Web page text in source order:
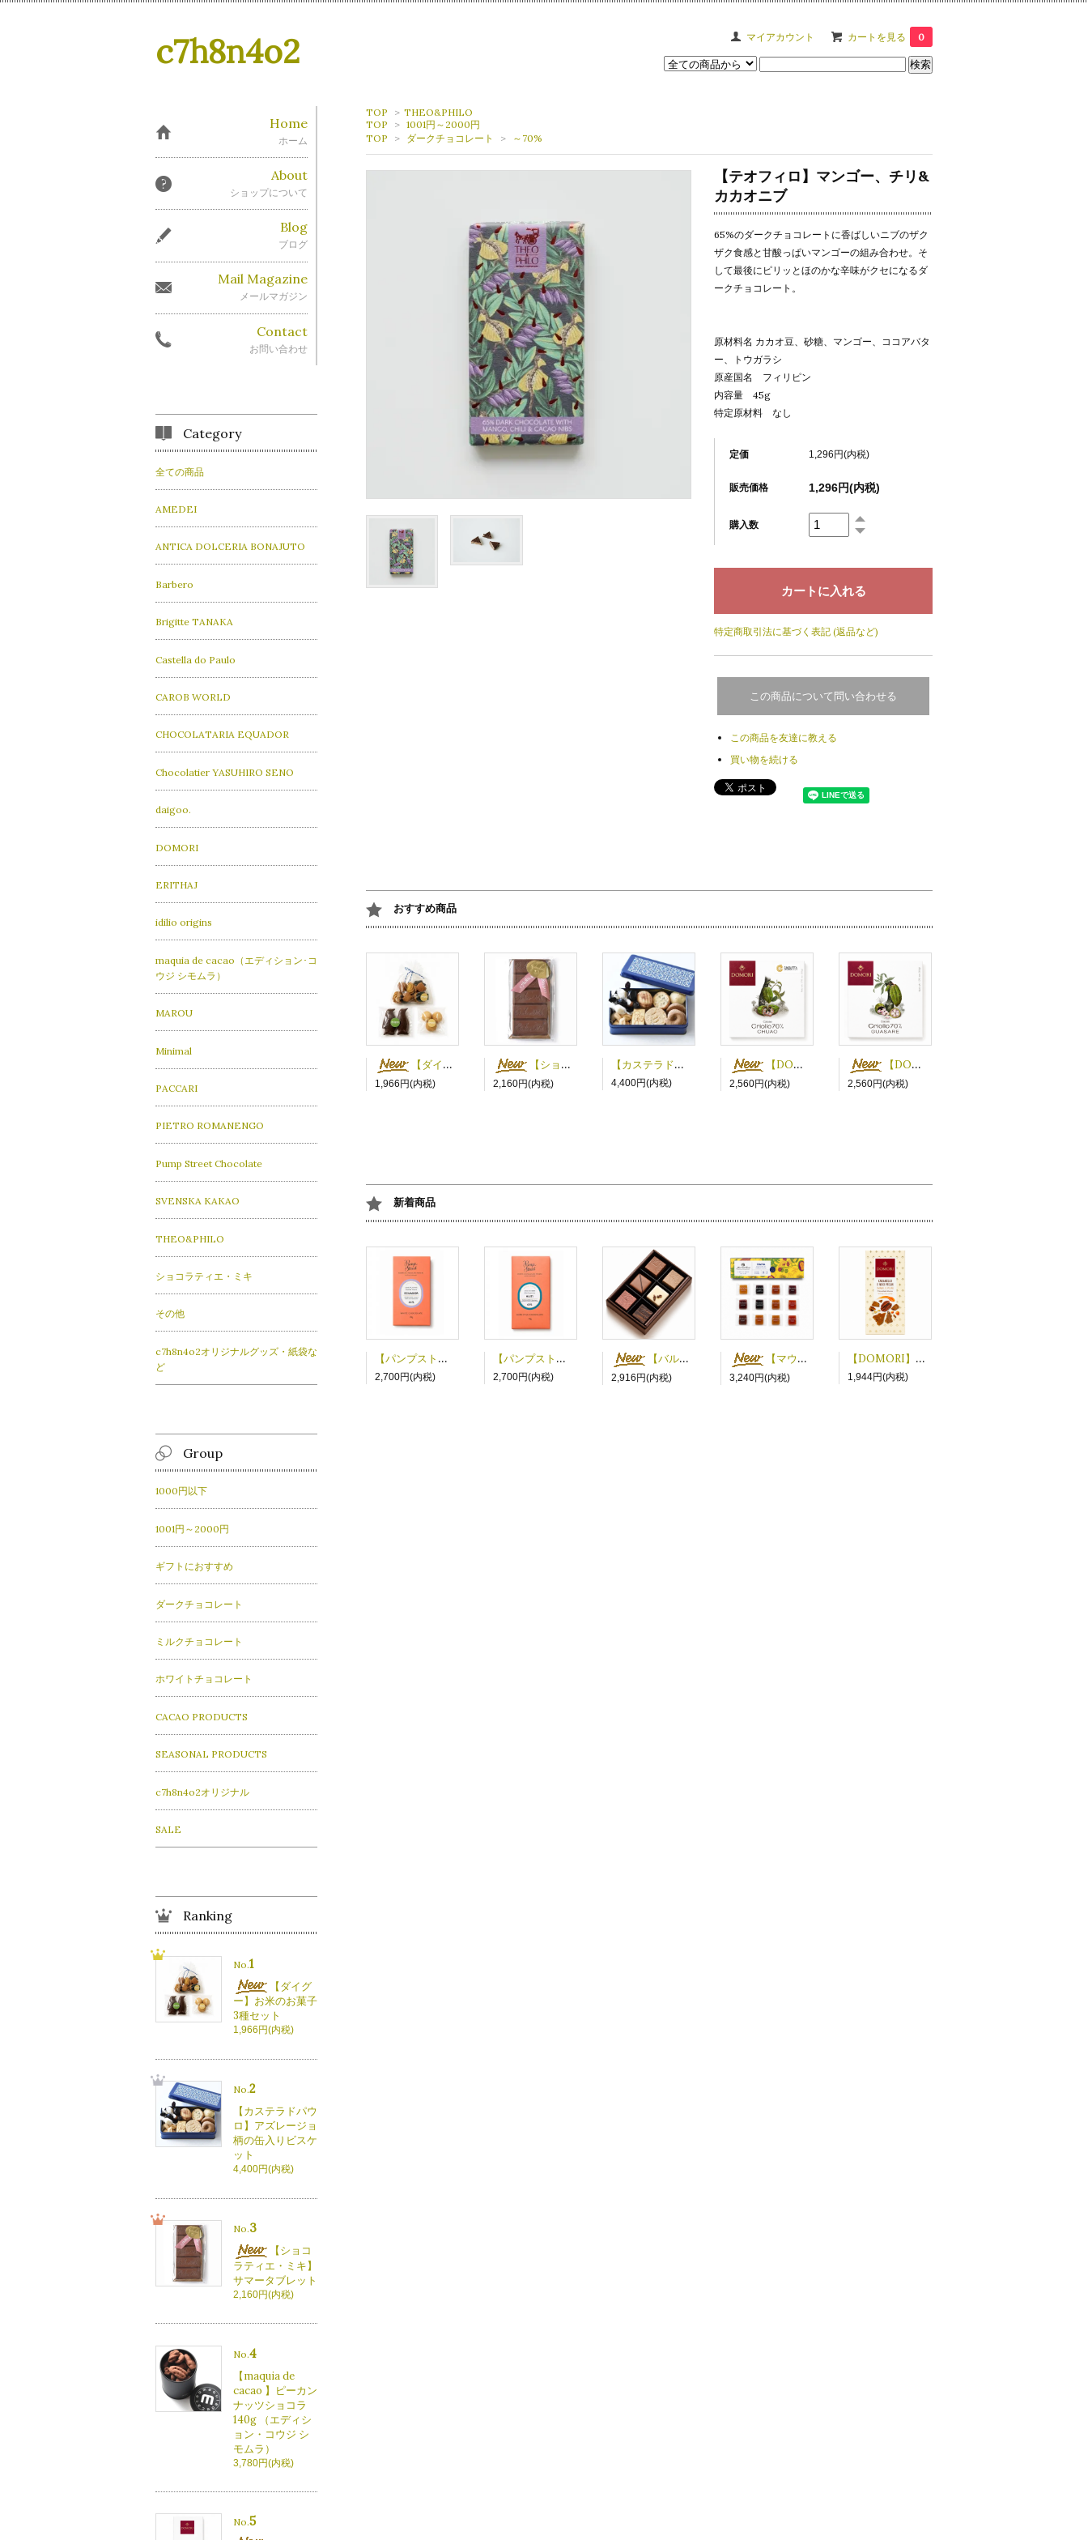
マイアカウント カートを見る 0
c7h8n4o2
TOP > THEO&PHILO
TOP
> 1001円～2000円
TOP
> ダークチョコレート > ～70%
【テオフィロ】マンゴー、チリ&
カカオニブ
65%のダークチョコレートに香ばしいニブのザク
ザク食感と甘酸っぱいマンゴーの組み合わせ。そ
して最後にピリッとほのかな辛味がクセになるダ
ークチョコレート。
原材料名 カカオ豆、砂糖、マンゴー、ココアバタ
ー、トウガラシ
原産国名 フィリピン
内容量 45g
特定原材料 なし
定価 1,296円(内税)
販売価格 1,296円(内税)
購入数
特定商取引法に基づく表記 (返品など)
この商品について問い合わせる
この商品を友達に教える
買い物を続ける
おすすめ商品
【ダイグー】お米のお菓子3種セット
1,966円(内税)
【ショコラティエ・ミキ】サマータブレット
2,160円(内税)
【カステラドパウロ】アズレージョ柄の缶入りビスケット
4,400円(内税)
【DOMORI】クリオロ70% チュアオ
2,560円(内税)
【DOMORI】クリオロ70% グアサーレ
2,560円(内税)
新着商品
【パンプストリート】エクアドルホワイト44%
2,700円(内税)
【パンプストリート】ハイチダークミルク60%
2,700円(内税)
【バルベーロ】チョコレート６粒詰め合わせ
2,916円(内税)
【マウイフルーツジュエルズ】フルーツゼリー１２P
3,240円(内税)
【DOMORI】キャラメルピーカンナッツ ホワイトチョコレート
1,944円(内税)
Home
ホーム
About
ショップについて
Blog
ブログ
Mail Magazine
メールマガジン
Contact
お問い合わせ
Category
全ての商品
AMEDEI
ANTICA DOLCERIA BONAJUTO
Barbero
Brigitte TANAKA
Castella do Paulo
CAROB WORLD
CHOCOLATARIA EQUADOR
Chocolatier YASUHIRO SENO
daigoo.
DOMORI
ERITHAJ
idilio origins
maquia de cacao（エディション･コ
ウジ シモムラ）
MAROU
Minimal
PACCARI
PIETRO ROMANENGO
Pump Street Chocolate
SVENSKA KAKAO
THEO&PHILO
ショコラティエ・ミキ
その他
c7h8n4o2オリジナルグッズ・紙袋な
ど
Group
1000円以下
1001円～2000円
ギフトにおすすめ
ダークチョコレート
ミルクチョコレート
ホワイトチョコレート
CACAO PRODUCTS
SEASONAL PRODUCTS
c7h8n4o2オリジナル
SALE
Ranking
No.1
【ダイグ
ー】お米のお菓子
3種セット
1,966円(内税)
No.2
【カステラドパウ
ロ】アズレージョ
柄の缶入りビスケ
ット
4,400円(内税)
No.3
【ショコ
ラティエ・ミキ】
サマータブレット
2,160円(内税)
No.4
【maquia de
cacao 】ピーカン
ナッツショコラ
140g （エディシ
ョン・コウジ シ
モムラ）
3,780円(内税)
No.5